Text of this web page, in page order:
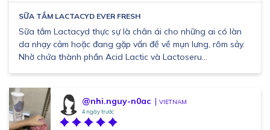
SỮA TẮM LACTACYD EVER FRESH
Sữa tắm Lactacyd thực sự là chân ái cho những ai có làn
da nhạy cảm hoặc đang gặp vấn đề về mụn lưng, rôm sảy.
Nhờ chứa thành phần Acid Lactic và Lactoseru...
@nhi.nguy-n0ac VIETNAM
4 ngày trước